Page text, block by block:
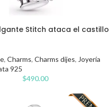
Stitch ataca el castillo
, Charms, Charms dijes, Joyería
925
$490.00